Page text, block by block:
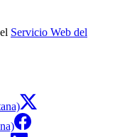
Servicio Web del